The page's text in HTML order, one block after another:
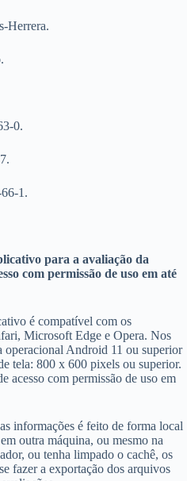
Herrera.
0.
1.
para a avaliação da
com permissão de uso em até
é compatível com os
Microsoft Edge e Opera. Nos
operacional Android 11 ou superior
tela: 800 x 600 pixels ou superior.
acesso com permissão de uso em
informações é feito de forma local
outra máquina, ou mesmo na
ou tenha limpado o cachê, os
fazer a exportação dos arquivos